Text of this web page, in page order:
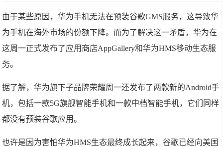
由于某些原因，华为手机无法在预装谷歌GMS服务，这导致华
为手机在海外市场的份额下降。而为了解决这一矛盾，华为在
这周一正式发布了应用商店AppGallery和华为HMS移动生态服
务。
据了解，华为旗下子品牌荣耀周一还发布了两款新的Android手
机，包括一款5G旗舰智能手机和一款中档智能手机，它们同样
都没有预装谷歌应用。
也许是因为害怕华为HMS生态最终成长起来，谷歌已经向美国